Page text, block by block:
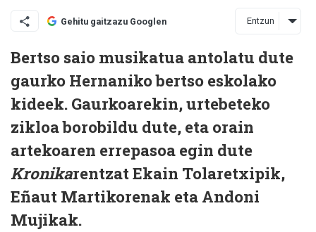
Gehitu gaitzazu Googlen Entzun
Bertso saio musikatua antolatu dute
gaurko Hernaniko bertso eskolako
kideek. Gaurkoarekin, urtebeteko
zikloa borobildu dute, eta orain
artekoaren errepasoa egin dute
Kronikarentzat Ekain Tolaretxipik,
Eñaut Martikorenak eta Andoni
Mujikak.